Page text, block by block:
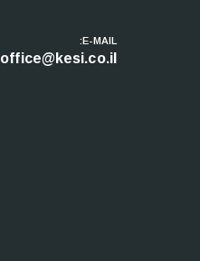
E-MAIL:
office@kesi.co.il